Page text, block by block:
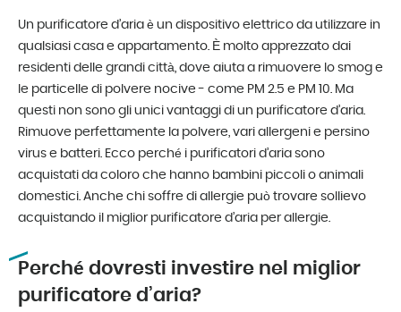
Un purificatore d’aria è un dispositivo elettrico da utilizzare in
qualsiasi casa e appartamento. È molto apprezzato dai
residenti delle grandi città, dove aiuta a rimuovere lo smog e
le particelle di polvere nocive - come PM 2.5 e PM 10. Ma
questi non sono gli unici vantaggi di un purificatore d’aria.
Rimuove perfettamente la polvere, vari allergeni e persino
virus e batteri. Ecco perché i purificatori d’aria sono
acquistati da coloro che hanno bambini piccoli o animali
domestici. Anche chi soffre di allergie può trovare sollievo
acquistando il miglior purificatore d’aria per allergie.
Perché dovresti investire nel miglior
purificatore d’aria?